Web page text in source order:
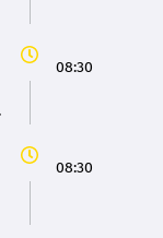
08:30
08:30